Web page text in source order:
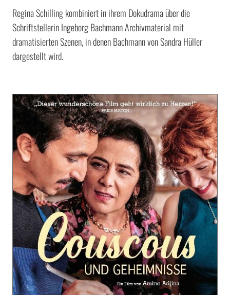
Regina Schilling kombiniert in ihrem Dokudrama über die
Schriftstellerin Ingeborg Bachmann Archivmaterial mit
dramatisierten Szenen, in denen Bachmann von Sandra Hüller
dargestellt wird.